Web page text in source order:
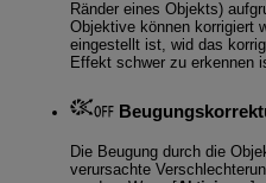
Ränder eines Objekts)
Objektive können korrigiert
eingestellt ist, wid das
Effekt schwer zu erkennen
Die Beugung durch die
verursachte